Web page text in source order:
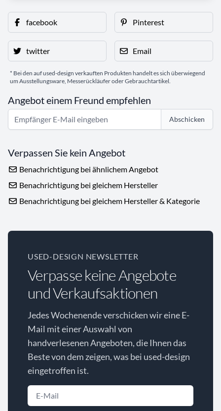
facebook Pinterest
twitter Email
* Bei den auf used-design verkauften Produkten handelt es sich überwiegend
um Ausstellungsware, Messerückläufer oder Gebrauchtartikel.
Angebot einem Freund empfehlen
Abschicken
Verpassen Sie kein Angebot
Benachrichtigung bei ähnlichem Angebot
Benachrichtigung bei gleichem Hersteller
Benachrichtigung bei gleichem Hersteller & Kategorie
USED-DESIGN NEWSLETTER
Verpasse keine Angebote
und Verkaufsaktionen
Jedes Wochenende verschicken wir eine E-
Mail mit einer Auswahl von
handverlesenen Angeboten, die Ihnen das
Beste von dem zeigen, was bei used-design
eingetroffen ist.